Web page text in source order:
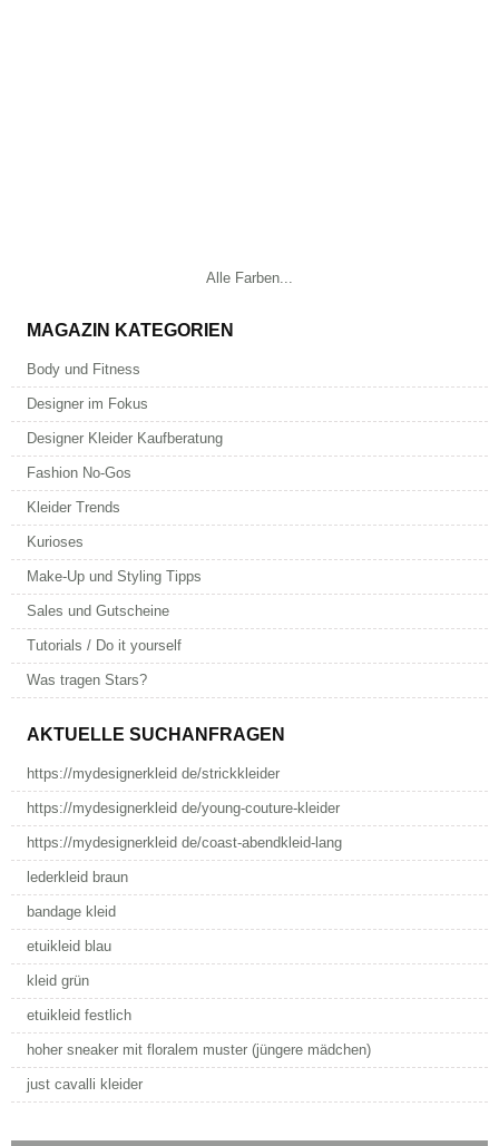
Alle Farben...
MAGAZIN KATEGORIEN
Body und Fitness
Designer im Fokus
Designer Kleider Kaufberatung
Fashion No-Gos
Kleider Trends
Kurioses
Make-Up und Styling Tipps
Sales und Gutscheine
Tutorials / Do it yourself
Was tragen Stars?
AKTUELLE SUCHANFRAGEN
https://mydesignerkleid de/strickkleider
https://mydesignerkleid de/young-couture-kleider
https://mydesignerkleid de/coast-abendkleid-lang
lederkleid braun
bandage kleid
etuikleid blau
kleid grün
etuikleid festlich
hoher sneaker mit floralem muster (jüngere mädchen)
just cavalli kleider